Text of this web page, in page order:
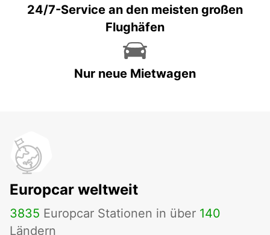
24/7-Service an den meisten großen
Flughäfen
Nur neue Mietwagen
Europcar weltweit
3835 Europcar Stationen in über 140
Ländern